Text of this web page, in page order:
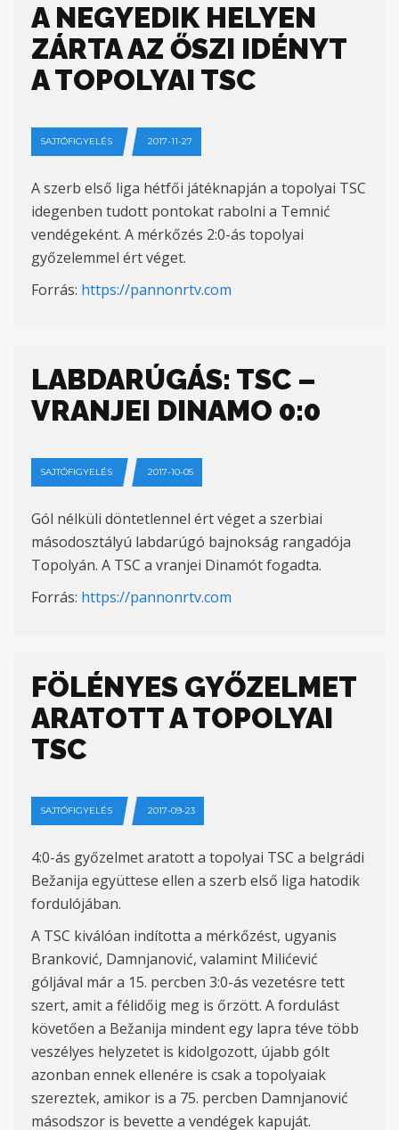
A NEGYEDIK HELYEN
ZÁRTA AZ ŐSZI IDÉNYT
A TOPOLYAI TSC
SAJTÓFIGYELÉS 2017-11-27
A szerb első liga hétfői játéknapján a topolyai TSC
idegenben tudott pontokat rabolni a Temnić
vendégeként. A mérkőzés 2:0-ás topolyai
győzelemmel ért véget.
Forrás: https://pannonrtv.com
LABDARÚGÁS: TSC –
VRANJEI DINAMO 0:0
SAJTÓFIGYELÉS 2017-10-05
Gól nélküli döntetlennel ért véget a szerbiai
másodosztályú labdarúgó bajnokság rangadója
Topolyán. A TSC a vranjei Dinamót fogadta.
Forrás: https://pannonrtv.com
FÖLÉNYES GYŐZELMET
ARATOTT A TOPOLYAI
TSC
SAJTÓFIGYELÉS 2017-09-23
4:0-ás győzelmet aratott a topolyai TSC a belgrádi
Bežanija együttese ellen a szerb első liga hatodik
fordulójában.
A TSC kiválóan indította a mérkőzést, ugyanis
Branković, Damnjanović, valamint Milićević
góljával már a 15. percben 3:0-ás vezetésre tett
szert, amit a félidőig meg is őrzött. A fordulást
követően a Bežanija mindent egy lapra téve több
veszélyes helyzetet is kidolgozott, újabb gólt
azonban ennek ellenére is csak a topolyaiak
szereztek, amikor is a 75. percben Damnjanović
másodszor is bevette a vendégek kapuját.